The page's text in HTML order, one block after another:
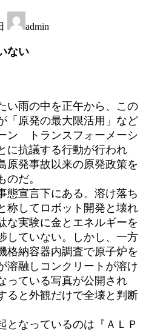
admin
ない
い雨の中を正午から、この
「原発の最大限活用」など
ン トランスフォーメーシ
に抗議する行動が行われ
原発事故以来の原発政策を
だ。
宣言下にある。溶け落ち
称してロボット開発と壊れ
な実験に金とエネルギーを
していない。しかし、一方
格納容器内調査で原子炉を
溶融しコンクリートが溶け
っている写真が公開され
ると外観だけで全壊と判断
なっているのは『ＡＬＰ